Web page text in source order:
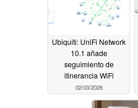
Ubiquiti: UniFi Network
10.1 añade
seguimiento de
itinerancia WiFi
02/03/2026